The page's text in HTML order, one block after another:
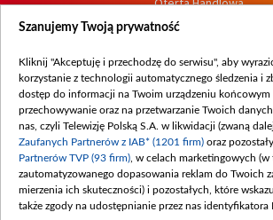
Dostępność
Procedura zgłoszeń
Szanujemy Twoją prywatność
Kliknij "Akceptuję i przechodzę do serwisu", aby
korzystanie z technologii automatycznego śledzenia i
dostęp do informacji na Twoim urządzeniu końcowym
przechowywanie oraz na przetwarzanie Twoich
nas, czyli Telewizję Polską S.A. w likwidacji (zwaną dalej
Zaufanych Partnerów z IAB* (1201 firm) oraz
Partnerów TVP (93 firm) , w celach marketingowych
zautomatyzowanego dopasowania reklam do Twoich
mierzenia ich skuteczności) i pozostałych, które
także zgody na udostępnianie przez nas identyfikatora